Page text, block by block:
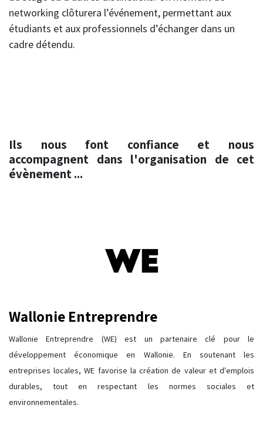
networking clôturera l’événement, permettant aux
étudiants et aux professionnels d’échanger dans un
cadre détendu.
Ils nous font confiance et nous
accompagnent dans l'organisation de cet
évènement ...
Wallonie Entreprendre
Wallonie Entreprendre (WE) est un partenaire clé pour le
développement économique en Wallonie. En soutenant les
entreprises locales, WE favorise la création de valeur et d'emplois
durables, tout en respectant les normes sociales et
environnementales.